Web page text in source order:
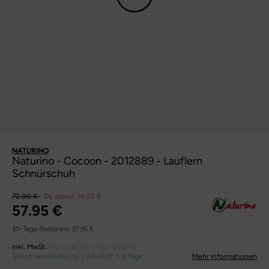
NATURINO
Naturino - Cocoon - 2012889 - Lauflern
Schnürschuh
72.00 € Du sparst 14.05 €
57.95 €
30-Tage-Bestpreis: 57.95 €
inkl. MwSt.
Sofort versandfertig, Lieferfrist 1-3 Tage Mehr Informationen